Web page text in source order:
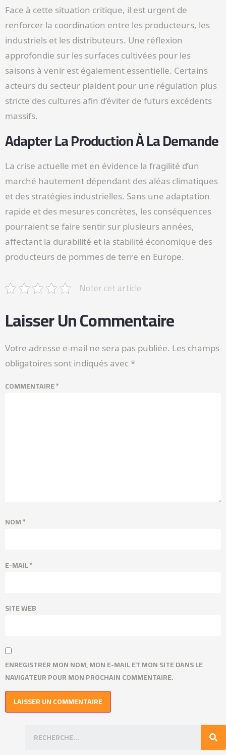
Face à cette situation critique, il est urgent de
renforcer la coordination entre les producteurs, les
industriels et les distributeurs. Une réflexion
approfondie sur les surfaces cultivées pour les
saisons à venir est également essentielle. Certains
acteurs du secteur plaident pour une régulation plus
stricte des cultures afin d’éviter de futurs excédents
massifs.
Adapter La Production À La Demande
La crise actuelle met en évidence la fragilité d’un
marché hautement dépendant des aléas climatiques
et des stratégies industrielles. Sans une adaptation
rapide et des mesures concrètes, les conséquences
pourraient se faire sentir sur plusieurs années,
affectant la durabilité et la stabilité économique des
producteurs de pommes de terre en Europe.
Noter cet article
Laisser Un Commentaire
Votre adresse e-mail ne sera pas publiée. Les champs
obligatoires sont indiqués avec *
COMMENTAIRE*
NOM*
E-MAIL*
SITE WEB
ENREGISTRER MON NOM, MON E-MAIL ET MON SITE DANS LE
NAVIGATEUR POUR MON PROCHAIN COMMENTAIRE.